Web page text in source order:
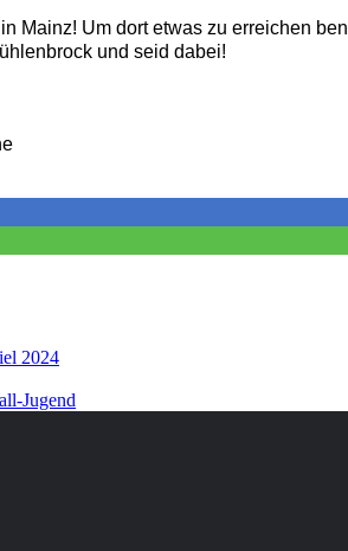
Mainz! Um dort etwas zu erreichen
und seid dabei!
2024
Jugend